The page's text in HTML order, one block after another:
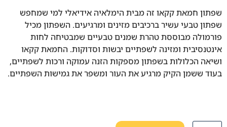
שפתון חמאת קקאו זה מבית הימלאיה אידיאלי למי שמחפש
שפתון טבעי עשיר ברכיבים מזינים ומרגיעים. השפתון מכיל
פורמולה מבוססת טהרת שמנים טבעיים שמבטיחה לחות
אינטנסיבית ומזינה לשפתיים יבשות וסדוקות. החמאת קקאו
ושיאה הכלולות בשפתון מספקות הזנה עמוקה ורכות לשפתיים,
בעוד ששמן הקיק מרגיע את העור ומשפר את גמישות השפתיים.